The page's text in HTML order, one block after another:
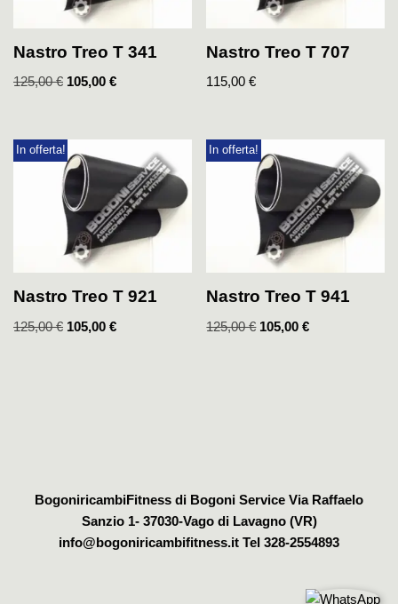
Nastro Treo T 341
125,00€ 105,00 €
Nastro Treo T 707
115,00€
In offerta!
Nastro Treo T 921
125,00€ 105,00 €
In offerta!
Nastro Treo T 941
125,00€ 105,00€
BogoniricambiFitness di Bogoni Service Via Raffaelo
Sanzio 1- 37030-Vago di Lavagno (VR)
info@bogoniricambifitness.it Tel 328-2554893